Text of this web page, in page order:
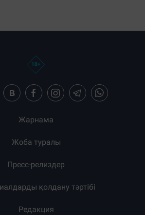
Жарнама
Жоба туралы
Пресс-релиздер
қолдану тәртібі
Редакция